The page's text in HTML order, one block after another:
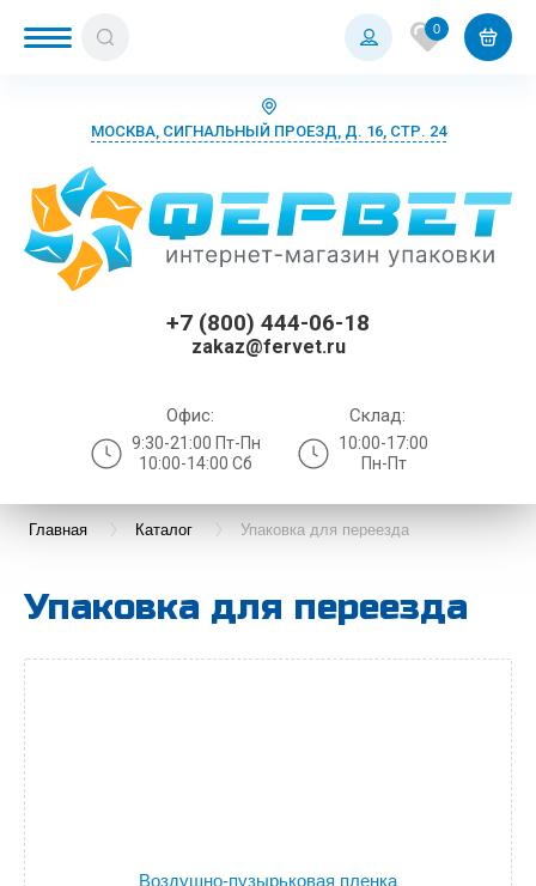
0
МОСКВА, СИГНАЛЬНЫЙ ПРОЕЗД, Д. 16, СТР. 24
+7 (800) 444-06-18
zakaz@fervet.ru
Офис:
9:30-21:00 Пт-Пн
10:00-14:00 Сб
Склад:
10:00-17:00
Пн-Пт
Главная Каталог Упаковка для переезда
Упаковка для переезда
Воздушно-пузырьковая пленка